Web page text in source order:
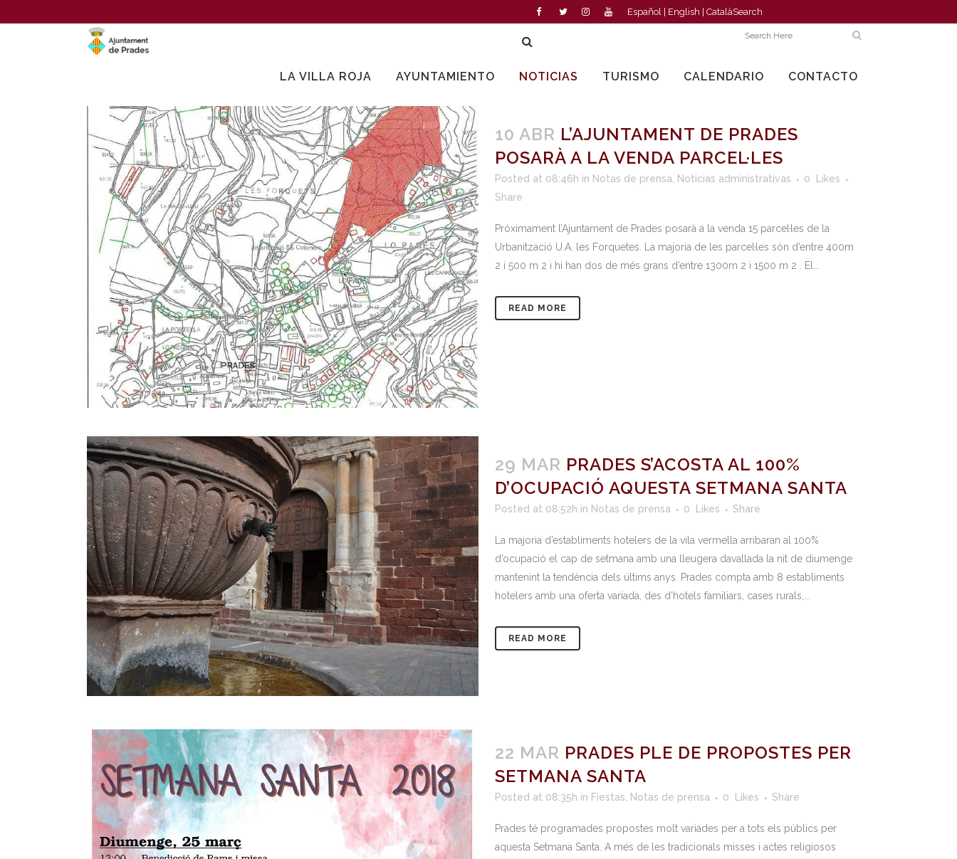
Español English CatalàSearch
LA VILLA ROJA AYUNTAMIENTO NOTICIAS TURISMO CALENDARIO CONTACTO
10 ABR L’AJUNTAMENT DE PRADES
POSARÀ A LA VENDA PARCEL·LES
Posted at 08:46h in Notas de prensa Noticias administrativas 0
Likes
Share
Pròximament l’Ajuntament de Prades posarà a la venda 15 parcel·les de la
Urbanització U.A. les Forquetes. La majoria de les parcel·les són d’entre 400m
2 i 500 m 2 i hi han dos de més grans d’entre 1300m 2 i 1500 m 2 . El...
READ MORE
29 MAR PRADES S’ACOSTA AL 100%
D’OCUPACIÓ AQUESTA SETMANA SANTA
Posted at 08:52h in Notas de prensa 0 Likes Share
La majoria d’establiments hotelers de la vila vermella arribaran al 100%
d’ocupació el cap de setmana amb una lleugera davallada la nit de diumenge
mantenint la tendència dels últims anys. Prades compta amb 8 establiments
hotelers amb una oferta variada, des d’hotels familiars, cases rurals,...
READ MORE
22 MAR PRADES PLE DE PROPOSTES PER
SETMANA SANTA
Posted at 08:35h in Fiestas, Notas de prensa 0 Likes Share
Prades té programades propostes molt variades per a tots els públics per
aquesta Setmana Santa. A més de les tradicionals misses i actes religiosos